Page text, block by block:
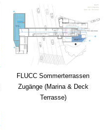
FLUCC Sommerterrassen
Zugänge (Marina & Deck
Terrasse)